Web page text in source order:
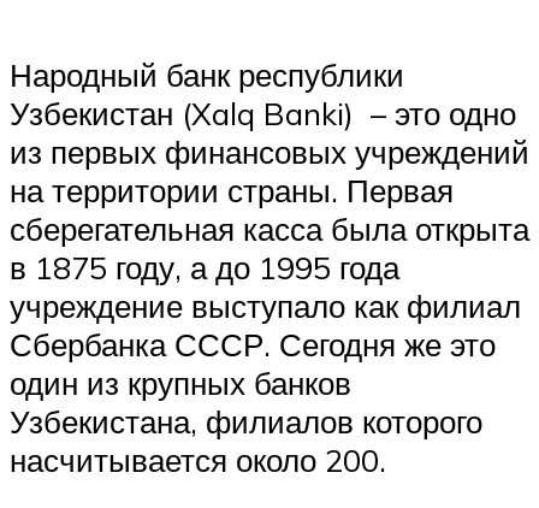
Народный банк республики
Узбекистан (Xalq Banki) – это одно
из первых финансовых учреждений
на территории страны. Первая
сберегательная касса была открыта
в 1875 году, а до 1995 года
учреждение выступало как филиал
Сбербанка СССР. Сегодня же это
один из крупных банков
Узбекистана, филиалов которого
насчитывается около 200.